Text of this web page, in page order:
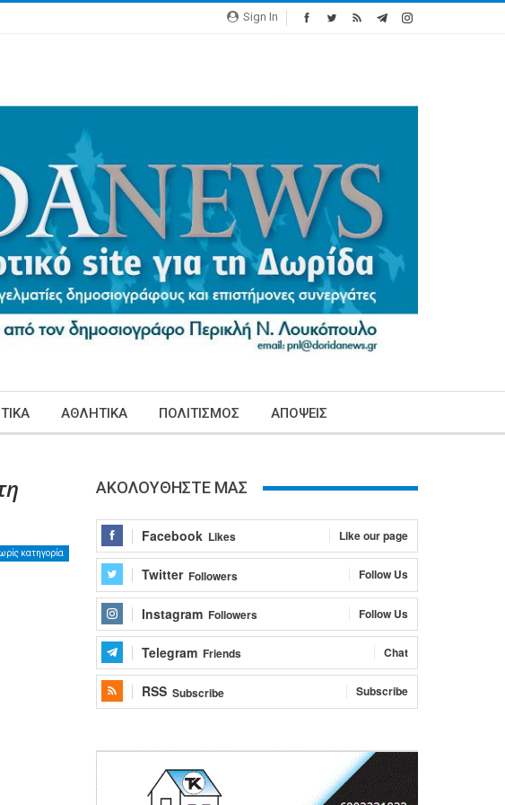
Sign In
ΑΘΛΗΤΙΚΑ ΠΟΛΙΤΙΣΜΟΣ ΑΠΟΨΕΙΣ
κατηγορία
ΑΚΟΛΟΥΘΗΣΤΕ ΜΑΣ
Facebook Likes Like our page
Twitter Followers Follow Us
Instagram Followers Follow Us
Telegram Friends Chat
RSS Subscribe Subscribe